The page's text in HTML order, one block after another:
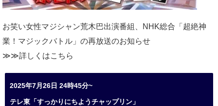
お笑い女性マジシャン荒木巴出演番組、
NHK総合「超絶神
業！マジックバトル」の再放送のお知らせ
≫≫詳しくはこちら
2025年7月26日 24時45分~
テレ東「すっかりにちようチャップリン」